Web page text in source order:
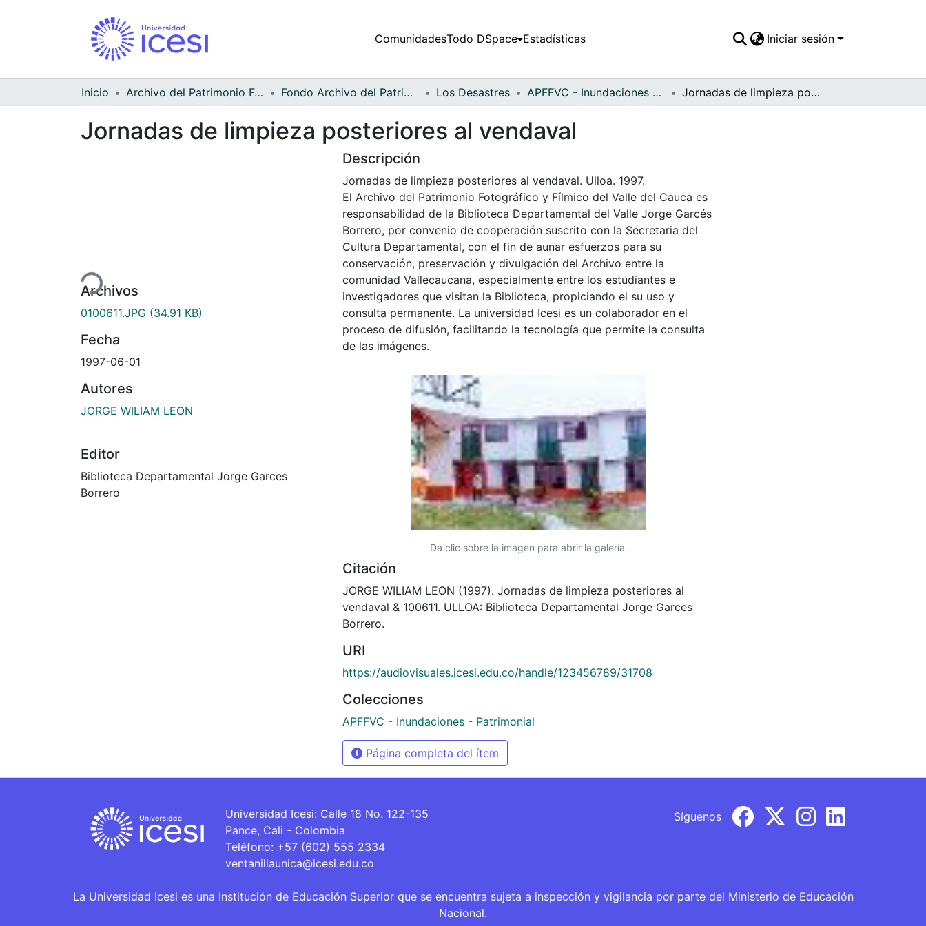
ComunidadesTodo DSpace Estadísticas Iniciar sesión
Inicio Archivo del Patrimonio Fotográfico y Fílmico del Valle del Cauca Fondo Archivo del Patrimonio Fotográfico y Fílmico del Valle del Cauca Los Desastres APFFVC - Inundaciones - Patrimonial Jornadas de limpieza posteriores al vendaval
Jornadas de limpieza posteriores al vendaval
Cargando...
Archivos
0100611.JPG (34.91 KB)
Fecha
1997-06-01
Autores
JORGE WILIAM LEON
Editor
Biblioteca Departamental Jorge Garces
Borrero
Descripción
Jornadas de limpieza posteriores al vendaval. Ulloa. 1997.
El Archivo del Patrimonio Fotográfico y Fílmico del Valle del Cauca es
responsabilidad de la Biblioteca Departamental del Valle Jorge Garcés
Borrero, por convenio de cooperación suscrito con la Secretaria del
Cultura Departamental, con el fin de aunar esfuerzos para su
conservación, preservación y divulgación del Archivo entre la
comunidad Vallecaucana, especialmente entre los estudiantes e
investigadores que visitan la Biblioteca, propiciando el su uso y
consulta permanente. La universidad Icesi es un colaborador en el
proceso de difusión, facilitando la tecnología que permite la consulta
de las imágenes.
Da clic sobre la imágen para abrir la galería.
Citación
JORGE WILIAM LEON (1997). Jornadas de limpieza posteriores al
vendaval & 100611. ULLOA: Biblioteca Departamental Jorge Garces
Borrero.
URI
https://audiovisuales.icesi.edu.co/handle/123456789/31708
Colecciones
APFFVC - Inundaciones - Patrimonial
Página completa del ítem
Universidad Icesi: Calle 18 No. 122-135
Pance, Cali - Colombia
Teléfono: +57 (602) 555 2334
ventanillaunica@icesi.edu.co
Síguenos
La Universidad Icesi es una Institución de Educación Superior que se encuentra sujeta a inspección y vigilancia por parte del Ministerio de Educación
Nacional.